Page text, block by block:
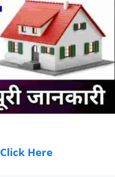
Click Here